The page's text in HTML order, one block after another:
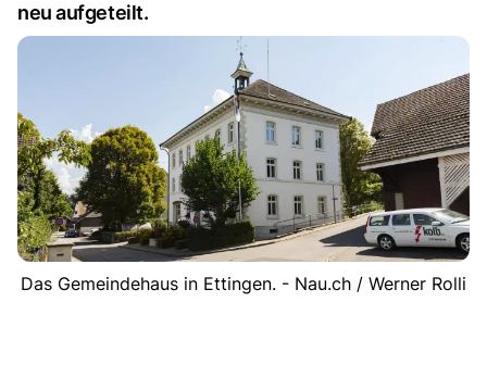
neu aufgeteilt.
Das Gemeindehaus in Ettingen. - Nau.ch / Werner Rolli